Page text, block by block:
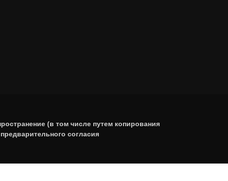
(в том числе путем копирования
согласия